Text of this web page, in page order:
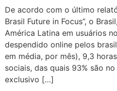
De acordo com o último
Brasil Future in Focus”, o
América Latina em usuários
despendido online pelos
em média, por mês), 9,3
sociais, das quais 93% são
exclusivo […]